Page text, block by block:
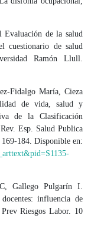
Evaluación de la salud
cuestionario de salud
Ramón Llull.
Fidalgo María, Cieza
de vida, salud y
de la Clasificación
Esp. Salud Publica
184. Disponible en:
Gallego Pulgarín I.
influencia de
Riesgos Labor. 10